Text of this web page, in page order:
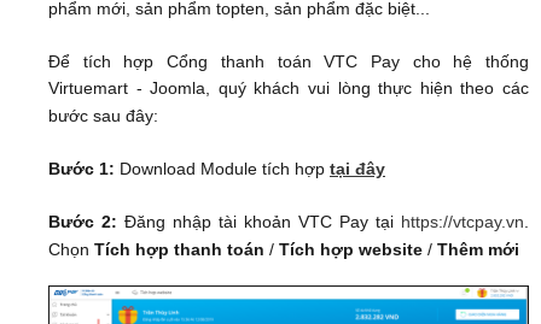
phẩm mới, sản phẩm topten, sản phẩm đặc biệt...
Để tích hợp Cổng thanh toán VTC Pay cho hệ thống
Virtuemart - Joomla, quý khách vui lòng thực hiện theo các
bước sau đây:
Bước 1: Download Module tích hợp tại đây
Bước 2: Đăng nhập tài khoản VTC Pay tại https://vtcpay.vn.
Chọn Tích hợp thanh toán / Tích hợp website / Thêm mới